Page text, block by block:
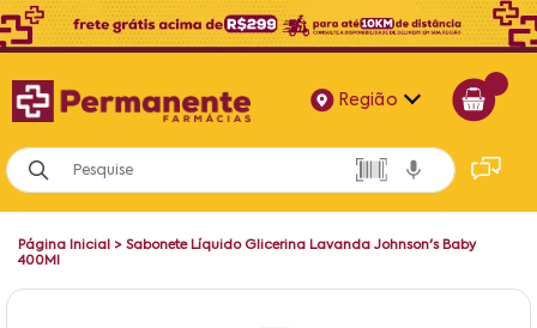
Região
Alagoas
Bahia
Página Inicial > Sabonete Líquido Glicerina Lavanda Johnson's Baby
400Ml